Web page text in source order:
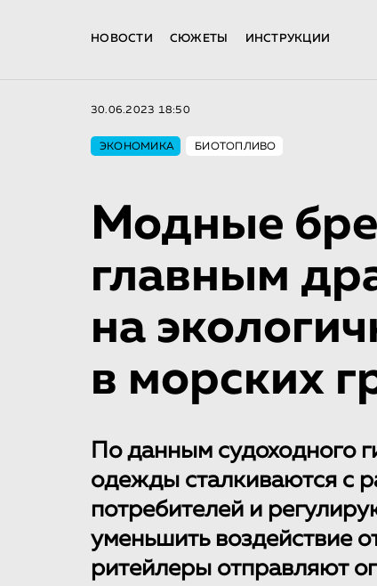
НОВОСТИ СЮЖЕТЫ ИНСТРУКЦИИ
30.06.2023 18:50
ЭКОНОМИКА БИОТОПЛИВО
Модные
главным
на
в морских
По данным судоходного
одежды сталкиваются с
потребителей и
уменьшить воздействие
ритейлеры отправляют